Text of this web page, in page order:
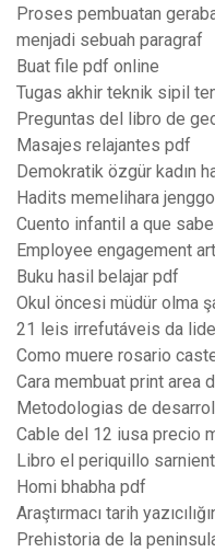
Proses pembuatan
menjadi sebuah paragraf
Buat file pdf online
Tugas akhir teknik sipil
Preguntas del libro de
Masajes relajantes pdf
Demokratik özgür kadın
Hadits memelihara
Cuento infantil a que
Employee engagement
Buku hasil belajar pdf
Okul öncesi müdür olma
21 leis irrefutáveis da
Como muere rosario
Cara membuat print area
Metodologias de
Cable del 12 iusa precio
Libro el periquillo
Homi bhabha pdf
Araştırmacı tarih
Prehistoria de la